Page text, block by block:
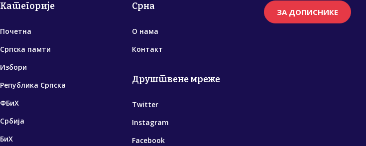
Категорије
Почетна
Српска памти
Избори
Република Српска
ФБиХ
Србија
БиХ
Срна
О нама
Контакт
Друштвене мреже
Twitter
Instagram
Facebook
ЗА ДОПИСНИКЕ